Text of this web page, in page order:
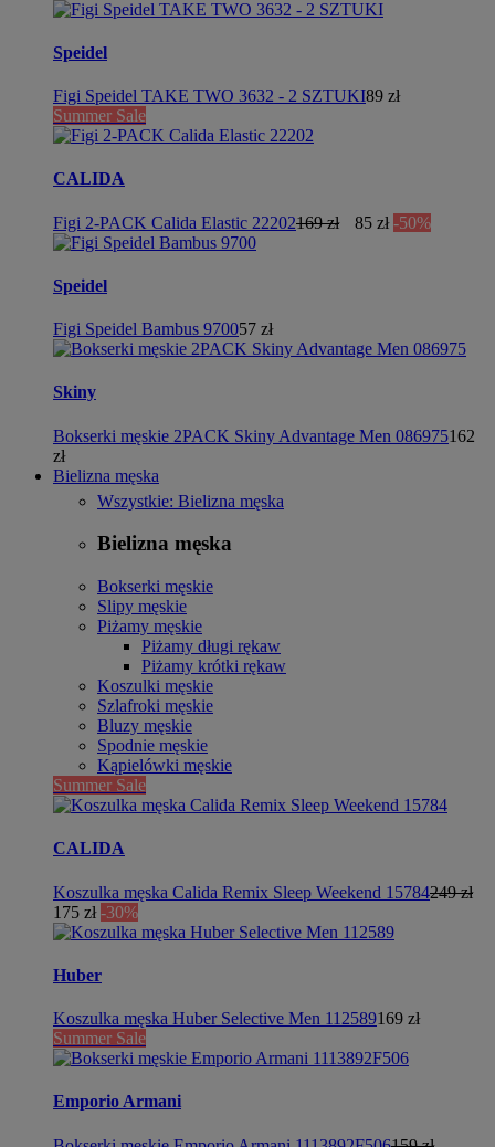
Speidel
Figi Speidel TAKE TWO 3632 - 2 SZTUKI89 zł
Summer Sale
CALIDA
Figi 2-PACK Calida Elastic 22202169 zł 85 zł -50%
Speidel
Figi Speidel Bambus 970057 zł
Skiny
Bokserki męskie 2PACK Skiny Advantage Men 086975162
zł
Bielizna męska
Wszystkie: Bielizna męska
Bielizna męska
Bokserki męskie
Slipy męskie
Piżamy męskie
Piżamy długi rękaw
Piżamy krótki rękaw
Koszulki męskie
Szlafroki męskie
Bluzy męskie
Spodnie męskie
Kąpielówki męskie
Summer Sale
CALIDA
Koszulka męska Calida Remix Sleep Weekend 15784249 zł
175 zł -30%
Huber
Koszulka męska Huber Selective Men 112589169 zł
Summer Sale
Emporio Armani